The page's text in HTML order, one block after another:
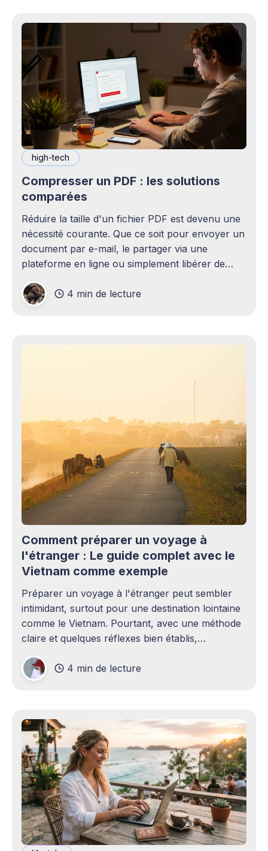
high-tech
Compresser un PDF : les solutions
comparées
Réduire la taille d'un fichier PDF est devenu une
nécessité courante. Que ce soit pour envoyer un
document par e-mail, le partager via une
plateforme en ligne ou simplement libérer de
rapidement des problèmes concrets. Compresser
un PDF
4 min de lecture
Comment préparer un voyage à
l'étranger : Le guide complet avec le
Vietnam comme exemple
Préparer un voyage à l'étranger peut sembler
intimidant, surtout pour une destination lointaine
comme le Vietnam. Pourtant, avec une méthode
claire et quelques réflexes bien établis,
utilise le Vietnam comme fil conducteur pour
illustrer chaque étape de la
4 min de lecture